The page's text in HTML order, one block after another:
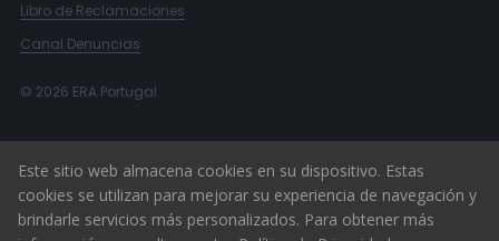
Libro de Reclamaciones
Canal Denuncias
© 2026 ERA Portugal
Este sitio web almacena cookies en su dispositivo. Estas
cookies se utilizan para mejorar su experiencia de navegación y
brindarle servicios más personalizados. Para obtener más